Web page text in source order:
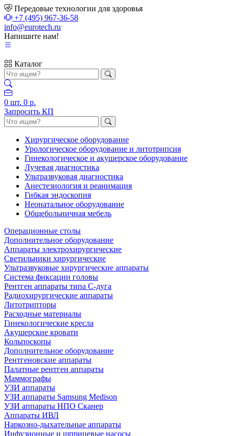
Передовые технологии для здоровья
+7 (495) 967-36-58
info@eurotech.ru
Напишите нам!
Каталог
0 шт. 0 р.
Запросить КП
Хирургическое оборудование
Урологическое оборудование и литотрипсия
Гинекологическое и акушерское оборудование
Лучевая диагностика
Ультразвуковая диагностика
Анестезиология и реанимация
Гибкая эндоскопия
Неонатальное оборудование
Общебольничная мебель
Операционные столы
Дополнительное оборудование
Аппараты электрохирургические
Светильники хирургические
Ультразвуковые хирургические аппараты
Система фиксации головы
Рентген аппараты типа С-дуга
Радиохирургические аппараты
Литотрипторы
Расходные материалы
Гинекологические кресла
Акушерские кровати
Кольпоскопы
Дополнительное оборудование
Рентгеновские аппараты
Палатные рентген аппараты
Маммографы
УЗИ аппараты
УЗИ аппараты Samsung Medison
УЗИ аппараты НПО Сканер
Аппараты ИВЛ
Наркозно-дыхательные аппараты
Инфузионные и шприцевые насосы